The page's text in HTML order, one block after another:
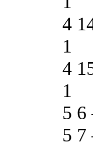
4
1
4
1
5 6
5 7